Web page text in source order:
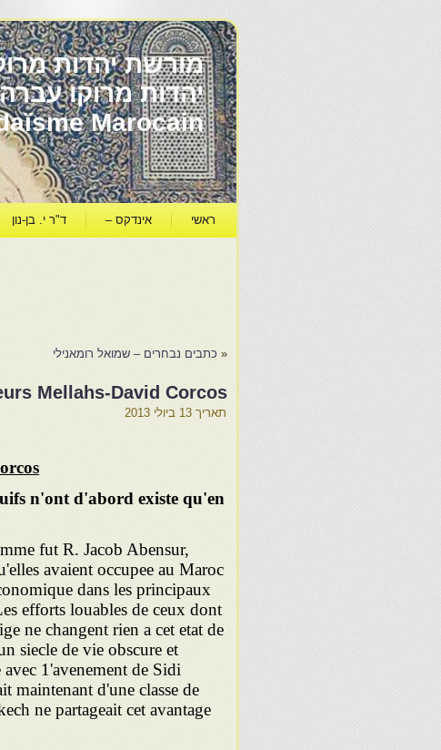
מורשת יהדות
Marocain
ראשי אינדקס – ד"ר י. בן-נון
« כתבים נבחרים – שמואל רומאנילי
Mellahs-David Corcos
תאריך 13 ביולי 2013
s
n'ont d'abord existe qu'en
fut R. Jacob Abensur,
avaient occupee au Maroc
dans les principaux
efforts louables de ceux dont
ne changent rien a cet etat de
siecle de vie obscure et
1'avenement de Sidi
maintenant d'une classe de
ne partageait cet avantage